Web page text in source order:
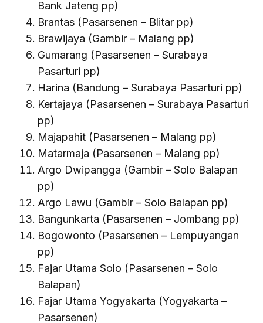
Bank Jateng pp)
Brantas (Pasarsenen – Blitar pp)
Brawijaya (Gambir – Malang pp)
Gumarang (Pasarsenen – Surabaya
Pasarturi pp)
Harina (Bandung – Surabaya Pasarturi pp)
Kertajaya (Pasarsenen – Surabaya Pasarturi
pp)
Majapahit (Pasarsenen – Malang pp)
Matarmaja (Pasarsenen – Malang pp)
Argo Dwipangga (Gambir – Solo Balapan
pp)
Argo Lawu (Gambir – Solo Balapan pp)
Bangunkarta (Pasarsenen – Jombang pp)
Bogowonto (Pasarsenen – Lempuyangan
pp)
Fajar Utama Solo (Pasarsenen – Solo
Balapan)
Fajar Utama Yogyakarta (Yogyakarta –
Pasarsenen)